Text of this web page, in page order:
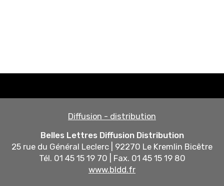
Diffusion - distribution
Belles Lettres Diffusion Distribution
25 rue du Général Leclerc | 92270 Le Kremlin Bicêtre
Tél. 01 45 15 19 70 | Fax. 01 45 15 19 80
www.bldd.fr